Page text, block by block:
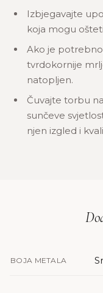
Izbjegavajte
koja mogu
Ako je
tvrdokornije
natopljen.
Čuvajte torbu
sunčeve
njen izgled i
BOJA METALA